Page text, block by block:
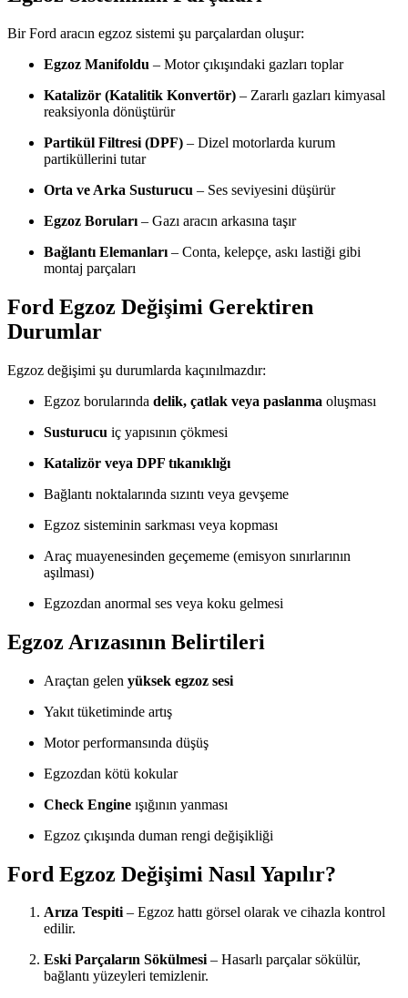
Bir Ford aracın egzoz sistemi şu parçalardan oluşur:
Egzoz Manifoldu – Motor çıkışındaki gazları toplar
Katalizör (Katalitik Konvertör) – Zararlı gazları kimyasal
reaksiyonla dönüştürür
Partikül Filtresi (DPF) – Dizel motorlarda kurum
partiküllerini tutar
Orta ve Arka Susturucu – Ses seviyesini düşürür
Egzoz Boruları – Gazı aracın arkasına taşır
Bağlantı Elemanları – Conta, kelepçe, askı lastiği gibi
montaj parçaları
Ford Egzoz Değişimi Gerektiren
Durumlar
Egzoz değişimi şu durumlarda kaçınılmazdır:
Egzoz borularında delik, çatlak veya paslanma oluşması
Susturucu iç yapısının çökmesi
Katalizör veya DPF tıkanıklığı
Bağlantı noktalarında sızıntı veya gevşeme
Egzoz sisteminin sarkması veya kopması
Araç muayenesinden geçememe (emisyon sınırlarının
aşılması)
Egzozdan anormal ses veya koku gelmesi
Egzoz Arızasının Belirtileri
Araçtan gelen yüksek egzoz sesi
Yakıt tüketiminde artış
Motor performansında düşüş
Egzozdan kötü kokular
Check Engine ışığının yanması
Egzoz çıkışında duman rengi değişikliği
Ford Egzoz Değişimi Nasıl Yapılır?
Arıza Tespiti– Egzoz hattı görsel olarak ve cihazla kontrol
edilir.
Eski Parçaların Sökülmesi– Hasarlı parçalar sökülür,
bağlantı yüzeyleri temizlenir.